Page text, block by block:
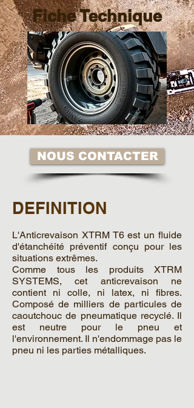
Fiche Technique
NOUS CONTACTER
DEFINITION
L'Anticrevaison XTRM T6 est un ﬂuide
d'étanchéité préventif conçu pour les
situations extrêmes.
Comme tous les produits XTRM
SYSTEMS, cet anticrevaison ne
contient ni colle, ni latex, ni fibres.
Composé de milliers de particules de
caoutchouc de pneumatique recyclé. Il
est neutre pour le pneu et
l'environnement. Il n'endommage pas le
pneu ni les parties métalliques.